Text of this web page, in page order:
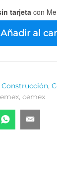
tarjeta con
Añadir al
Construcción,
,cemex